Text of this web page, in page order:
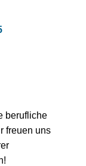
berufliche
freuen uns